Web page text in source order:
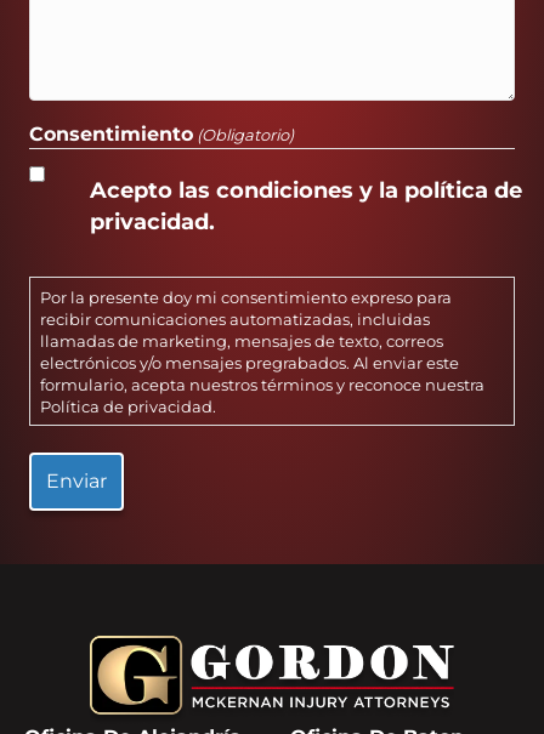
Consentimiento (Obligatorio)
Acepto las condiciones y la política de
privacidad.
Por la presente doy mi consentimiento expreso para
recibir comunicaciones automatizadas, incluidas
llamadas de marketing, mensajes de texto, correos
electrónicos y/o mensajes pregrabados. Al enviar este
formulario, acepta nuestros términos y reconoce nuestra
Política de privacidad.